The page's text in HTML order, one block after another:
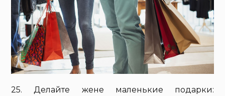
25. Делайте жене маленькие подарки: